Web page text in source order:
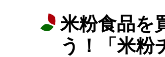
米粉食品を
う！「米粉